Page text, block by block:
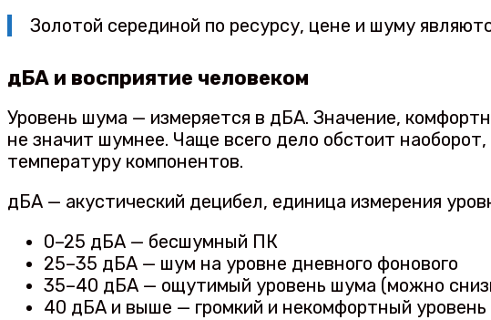
Золотой серединой по ресурсу, цене и шуму
дБА и восприятие человеком
Уровень шума — измеряется в дБА. Значение,
не значит шумнее. Чаще всего дело обстоит
температуру компонентов.
дБА — акустический децибел, единица измерения
0–25 дБА — бесшумный ПК
25–35 дБА — шум на уровне дневного фонового
35–40 дБА — ощутимый уровень шума (можно
40 дБА и выше — громкий и некомфортный